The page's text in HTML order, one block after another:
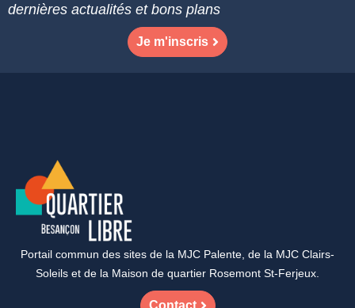
dernières actualités et bons plans
Je m'inscris
Portail commun des sites de la MJC Palente, de la MJC Clairs-
Soleils et de la Maison de quartier Rosemont St-Ferjeux.
Contact